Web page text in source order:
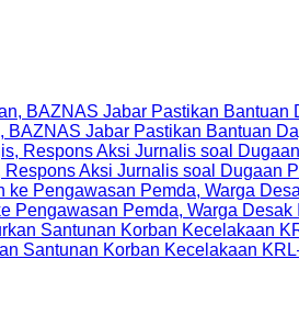
Jabar Pastikan Bantuan
Aksi Jurnalis soal Dugaan
Pengawasan Pemda, Warga
Santunan Korban Kecelakaan